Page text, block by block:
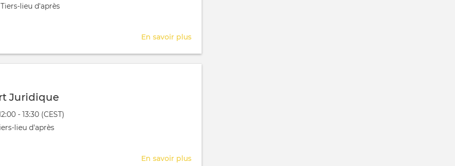
aura lieu au / à
Tiers-lieu d'après
En savoir plus
Juridique
- 13:30 (CEST)
aura lieu au / à
lieu d'après
En savoir plus